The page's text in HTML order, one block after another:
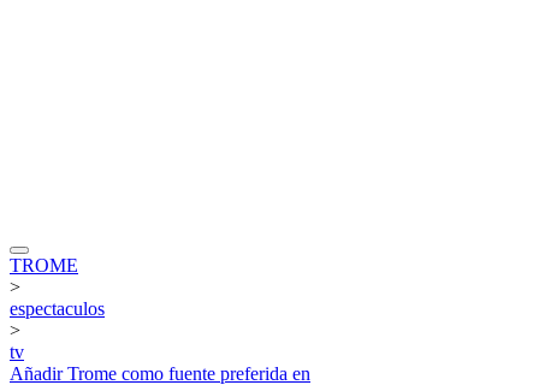
TROME
>
espectaculos
>
tv
AñadirTrome como fuente preferida en